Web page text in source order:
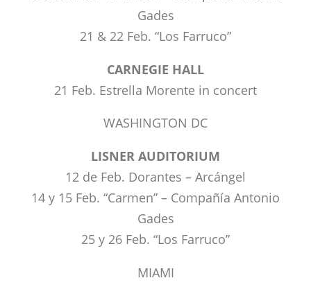
Gades
21 & 22 Feb. “Los Farruco”
CARNEGIE HALL
21 Feb. Estrella Morente in concert
WASHINGTON DC
LISNER AUDITORIUM
12 de Feb. Dorantes – Arcángel
14 y 15 Feb. “Carmen” – Compañía Antonio
Gades
25 y 26 Feb. “Los Farruco”
MIAMI